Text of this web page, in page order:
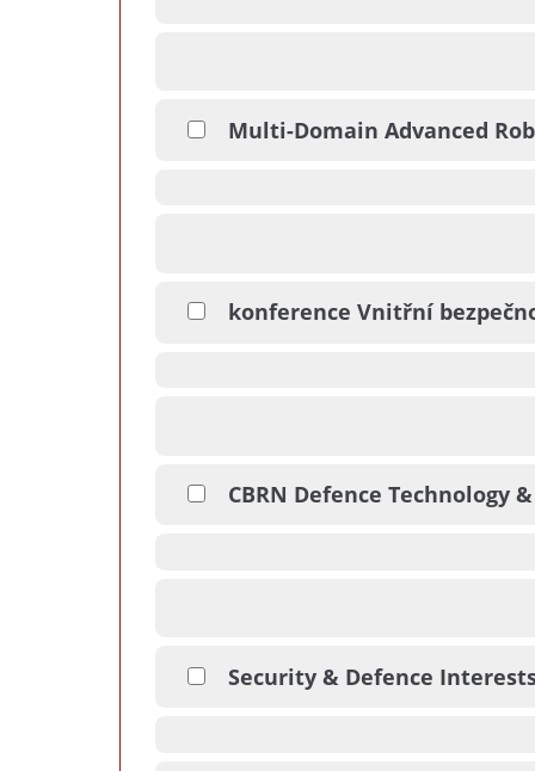
Multi-Domain Advanced
konference Vnitřní
CBRN Defence Technology
Security & Defence